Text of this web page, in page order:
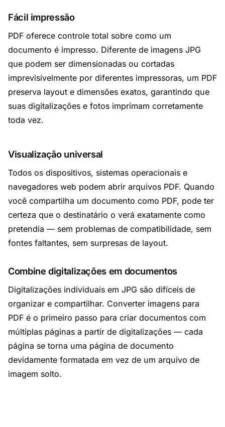
Fácil impressão
PDF oferece controle total sobre como um
documento é impresso. Diferente de imagens JPG
que podem ser dimensionadas ou cortadas
imprevisivelmente por diferentes impressoras, um PDF
preserva layout e dimensões exatos, garantindo que
suas digitalizações e fotos imprimam corretamente
toda vez.
Visualização universal
Todos os dispositivos, sistemas operacionais e
navegadores web podem abrir arquivos PDF. Quando
você compartilha um documento como PDF, pode ter
certeza que o destinatário o verá exatamente como
pretendia — sem problemas de compatibilidade, sem
fontes faltantes, sem surpresas de layout.
Combine digitalizações em documentos
Digitalizações individuais em JPG são difíceis de
organizar e compartilhar. Converter imagens para
PDF é o primeiro passo para criar documentos com
múltiplas páginas a partir de digitalizações — cada
página se torna uma página de documento
devidamente formatada em vez de um arquivo de
imagem solto.